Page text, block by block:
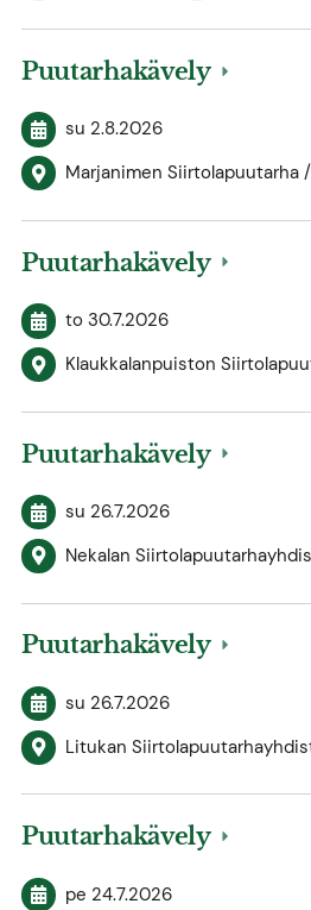
Puutarhakävely
su 2.8.2026
Marjanimen Siirtolapuutarha
Puutarhakävely
to 30.7.2026
Klaukkalanpuiston
Puutarhakävely
su 26.7.2026
Nekalan
Puutarhakävely
su 26.7.2026
Litukan
Puutarhakävely
pe 24.7.2026